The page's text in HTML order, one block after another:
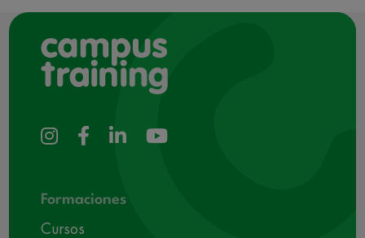
Formaciones
Cursos